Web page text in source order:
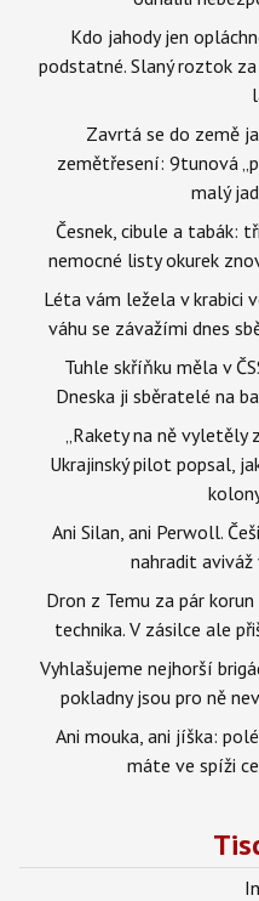
Kdo jahody jen
podstatné. Slaný roztok
Zavrtá se do země
zemětřesení: 9tunová
malý
Česnek, cibule a tabák:
nemocné listy okurek
Léta vám ležela v krabici
váhu se závažími dnes
Tuhle skříňku měla v
Dneska ji sběratelé na
„Rakety na ně vyletěly
Ukrajinský pilot popsal,
Ani Silan, ani Perwoll.
nahradit aviváž
Dron z Temu za pár
technika. V zásilce ale
Vyhlašujeme nejhorší
pokladny jsou pro ně
Ani mouka, ani jíška:
máte ve spíži